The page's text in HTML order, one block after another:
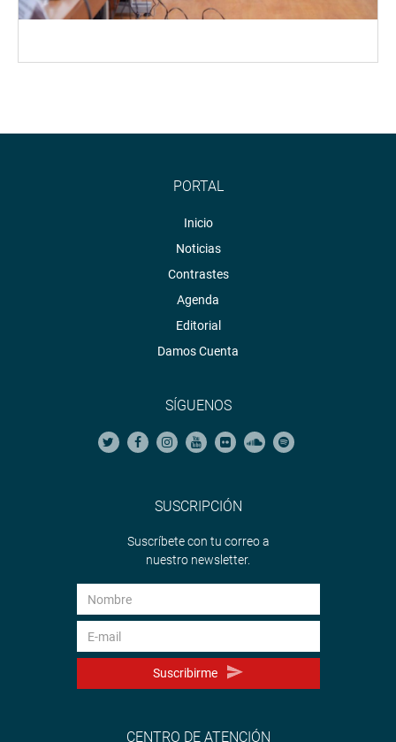
PORTAL
Inicio
Noticias
Contrastes
Agenda
Editorial
Damos Cuenta
SÍGUENOS
SUSCRIPCIÓN
Suscríbete con tu correo a
nuestro newsletter.
Suscribirme
CENTRO DE ATENCIÓN